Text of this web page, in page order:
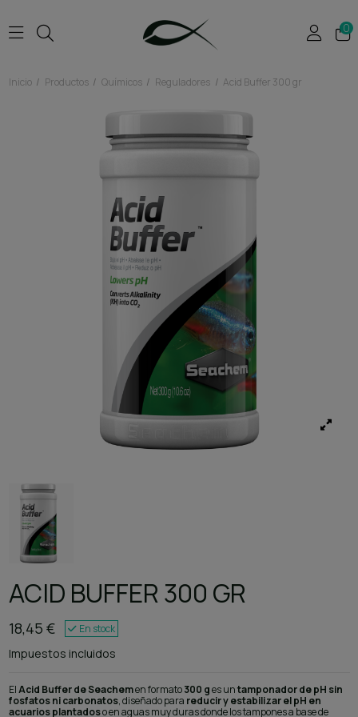
0
Inicio Productos Químicos Reguladores Acid Buffer 300 gr
ACID BUFFER 300 GR
18,45 € En stock
Impuestos incluidos
ElAcid Buffer de Seachemen formato300 ges untamponador de pH sin
fosfatos ni carbonatos, diseñado para reducir y estabilizar el pH en
acuarios plantadoso en aguas muy duras donde los tampones a base de